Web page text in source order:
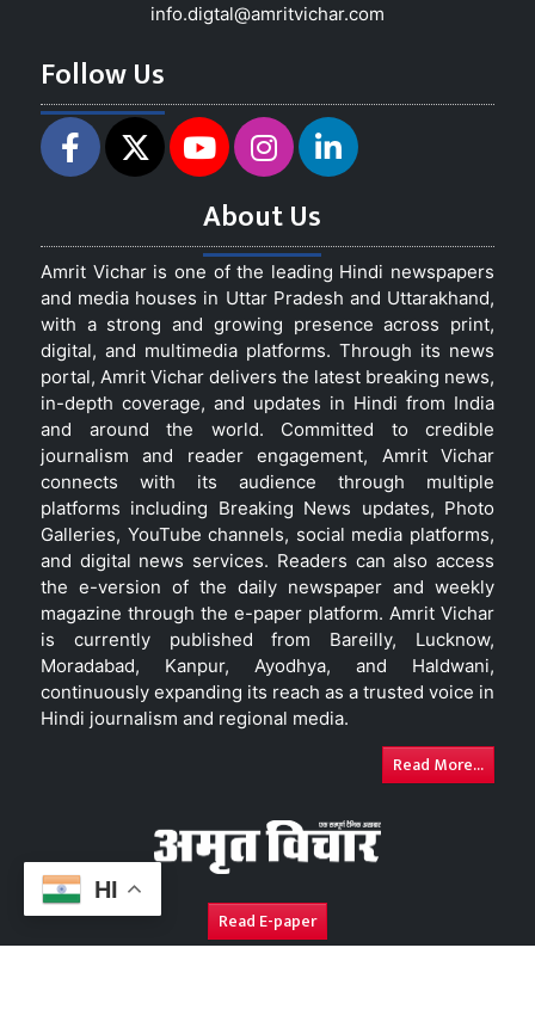
HI
info.digtal@amritvichar.com
Follow Us
About Us
Amrit Vichar is one of the leading Hindi newspapers
and media houses in Uttar Pradesh and Uttarakhand,
with a strong and growing presence across print,
digital, and multimedia platforms. Through its news
portal, Amrit Vichar delivers the latest breaking news,
in-depth coverage, and updates in Hindi from India
and around the world. Committed to credible
journalism and reader engagement, Amrit Vichar
connects with its audience through multiple
platforms including Breaking News updates, Photo
Galleries, YouTube channels, social media platforms,
and digital news services. Readers can also access
the e-version of the daily newspaper and weekly
magazine through the e-paper platform. Amrit Vichar
is currently published from Bareilly, Lucknow,
Moradabad, Kanpur, Ayodhya, and Haldwani,
continuously expanding its reach as a trusted voice in
Hindi journalism and regional media.
Read More...
Read E-paper